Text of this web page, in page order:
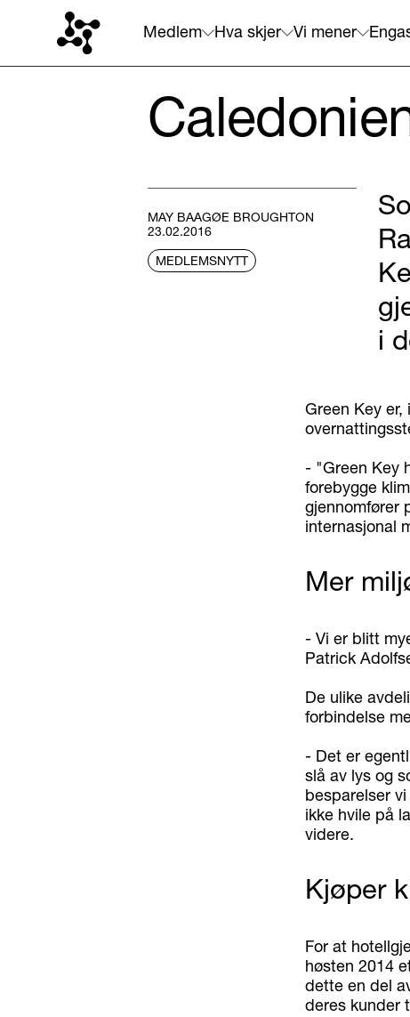
Medlem Hva skjer Vi mener
MAY BAAGØE BROUGHTON
23.02.2016
MEDLEMSNYTT
i
Green Key er,
- "Green Key
forebygge
gjennomfører
internasjonal
Mer
- Vi er blitt
Patrick
De ulike
forbindelse
- Det er
slå av lys og
besparelser
ikke hvile på
videre.
Kjøper
For at
høsten 2014
dette en del
deres kunder